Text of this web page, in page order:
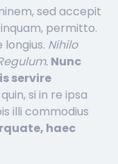
sed accepit
permitto.
Nihilo
Nunc
servire
si in re ipsa
illi commodius
haec